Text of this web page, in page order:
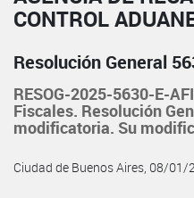
CONTROL
Resolución General
RESOG-2025-5630-E-
Fiscales. Resolución
modificatoria. Su
Ciudad de Buenos Aires, 08/01/